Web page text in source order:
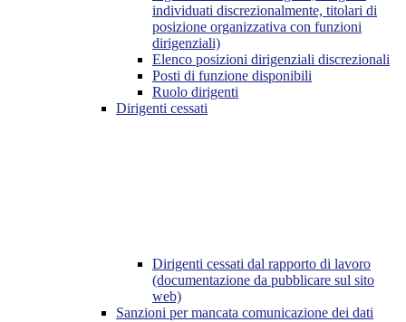
individuati discrezionalmente, titolari di
posizione organizzativa con funzioni
dirigenziali)
Elenco posizioni dirigenziali discrezionali
Posti di funzione disponibili
Ruolo dirigenti
Dirigenti cessati
Dirigenti cessati dal rapporto di lavoro
(documentazione da pubblicare sul sito
web)
Sanzioni per mancata comunicazione dei dati